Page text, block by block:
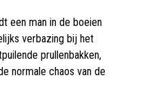
een man in de boeien
verbazing bij het
prullenbakken,
normale chaos van de